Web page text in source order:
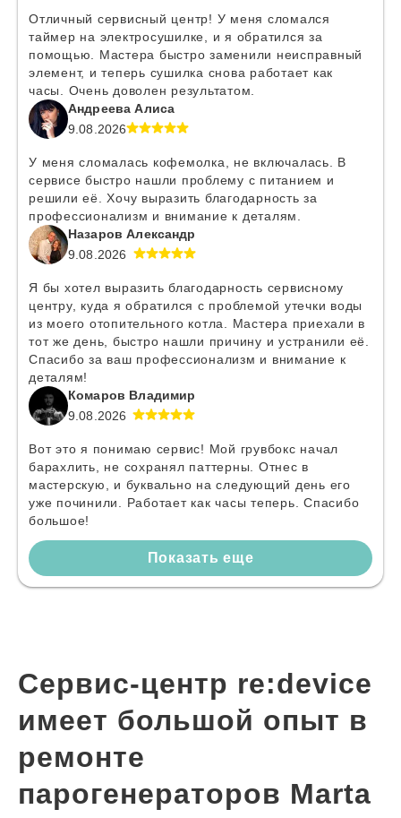
Отличный сервисный центр! У меня сломался
таймер на электросушилке, и я обратился за
помощью. Мастера быстро заменили неисправный
элемент, и теперь сушилка снова работает как
часы. Очень доволен результатом.
Андреева Алиса
9.08.2026
У меня сломалась кофемолка, не включалась. В
сервисе быстро нашли проблему с питанием и
решили её. Хочу выразить благодарность за
профессионализм и внимание к деталям.
Назаров Александр
9.08.2026
Я бы хотел выразить благодарность сервисному
центру, куда я обратился с проблемой утечки воды
из моего отопительного котла. Мастера приехали в
тот же день, быстро нашли причину и устранили её.
Спасибо за ваш профессионализм и внимание к
деталям!
Комаров Владимир
9.08.2026
Вот это я понимаю сервис! Мой грувбокс начал
барахлить, не сохранял паттерны. Отнес в
мастерскую, и буквально на следующий день его
уже починили. Работает как часы теперь. Спасибо
большое!
Показать еще
Сервис-центр re:device
имеет большой опыт в
ремонте
парогенераторов Marta